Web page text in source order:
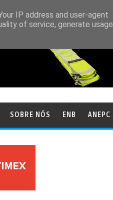
SOBRE NÓS ENB ANEPC
IP address and user-agent
of service, generate usage